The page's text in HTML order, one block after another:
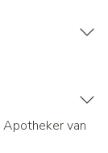
Apotheker van